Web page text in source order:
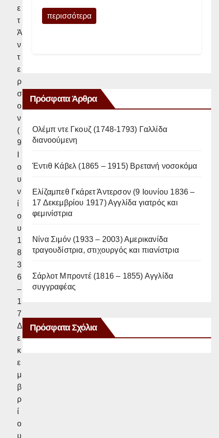
ε
τ
Ά
ν
τ
ε
ρ
σ
ο
ν
(
9
ο
υ
ν
ί
ο
υ
1
8
3
6
–
1
7
Δ
ε
κ
ε
μ
β
ρ
ί
ο
υ
περισσότερα
Πρόσφατα Άρθρα
Ολέμπ ντε Γκουζ (1748-1793) Γαλλίδα
διανοούμενη
Έντιθ Κάβελ (1865 – 1915) Βρετανή νοσοκόμα
Ελίζαμπεθ Γκάρετ Άντερσον (9 Ιουνίου 1836 –
17 Δεκεμβρίου 1917) Αγγλίδα γιατρός και
φεμινίστρια
Νίνα Σιμόν (1933 – 2003) Αμερικανίδα
τραγουδίστρια, στιχουργός και πιανίστρια
Σάρλοτ Μπροντέ (1816 – 1855) Αγγλίδα
συγγραφέας
Πρόσφατα Σχόλια